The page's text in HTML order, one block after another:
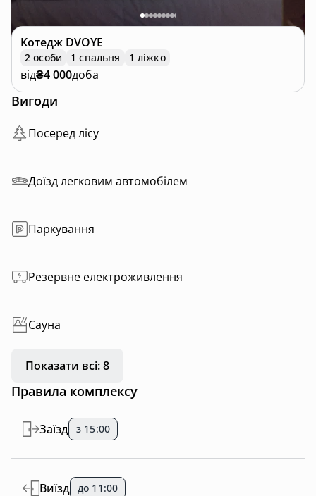
Котедж DVOYE
2 особи 1 спальня 1 ліжко
від₴4 000доба
Вигоди
Посеред лісу
Доїзд легковим автомобілем
Паркування
Резервне електроживлення
Сауна
Показати всі: 8
Правила комплексу
Заїзд з 15:00
Виїзд до 11:00